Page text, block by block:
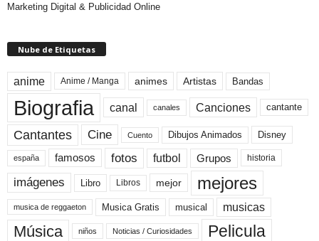
Marketing Digital & Publicidad Online
Nube de Etiquetas
anime Anime / Manga animes Artistas Bandas
Biografia canal canales Canciones cantante
Cantantes Cine Cuento Dibujos Animados Disney
españa famosos fotos futbol Grupos historia
imágenes Libro Libros mejor mejores
musica de reggaeton Musica Gratis musical musicas
Música niños Noticias / Curiosidades Pelicula